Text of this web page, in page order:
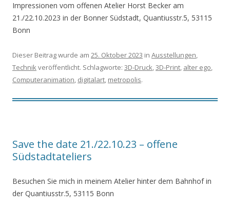
Impressionen vom offenen Atelier Horst Becker am
21./22.10.2023 in der Bonner Südstadt, Quantiusstr.5, 53115
Bonn
Dieser Beitrag wurde am 25. Oktober 2023 in Ausstellungen,
Technikveröffentlicht. Schlagworte: 3D-Druck,3D-Print, alter ego,
Computeranimation, digitalart, metropolis.
Save the date 21./22.10.23 – offene
Südstadtateliers
Besuchen Sie mich in meinem Atelier hinter dem Bahnhof in
der Quantiusstr.5, 53115 Bonn